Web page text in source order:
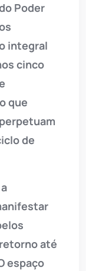
Poder
integral
cinco
que
de
até
espaço